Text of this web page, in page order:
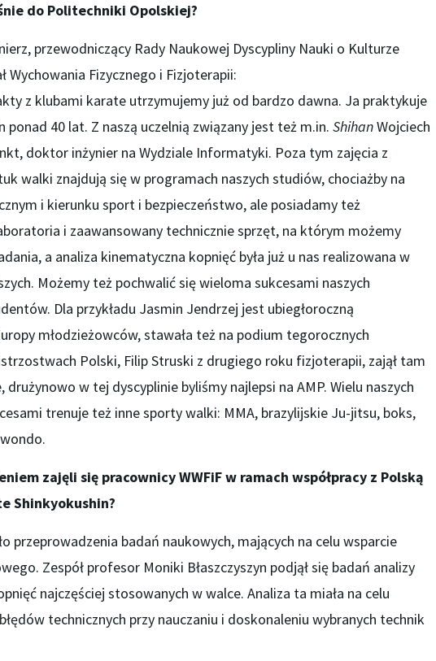
do Politechniki Opolskiej?
przewodniczący Rady Naukowej Dyscypliny Nauki o Kulturze
Wychowania Fizycznego i Fizjoterapii:
z klubami karate utrzymujemy już od bardzo dawna. Ja praktykuje
ponad 40 lat. Z naszą uczelnią związany jest też m.in. ShihanWojciech
doktor inżynier na Wydziale Informatyki. Poza tym zajęcia z
walki znajdują się w programach naszych studiów, chociażby na
i kierunku sport i bezpieczeństwo, ale posiadamy też
i zaawansowany technicznie sprzęt, na którym możemy
a analiza kinematyczna kopnięć była już u nas realizowana w
Możemy też pochwalić się wieloma sukcesami naszych
Dla przykładu Jasmin Jendrzej jest ubiegłoroczną
młodzieżowców, stawała też na podium tegorocznych
Polski, Filip Struski z drugiego roku fizjoterapii, zajął tam
drużynowo w tej dyscyplinie byliśmy najlepsi na AMP. Wielu naszych
trenuje też inne sporty walki: MMA, brazylijskie Ju-jitsu, boks,
zajęli się pracownicy WWFiF w ramach współpracy z Polską
Shinkyokushin?
przeprowadzenia badań naukowych, mających na celu wsparcie
Zespół profesor Moniki Błaszczyszyn podjął się badań analizy
najczęściej stosowanych w walce. Analiza ta miała na celu
technicznych przy nauczaniu i doskonaleniu wybranych technik